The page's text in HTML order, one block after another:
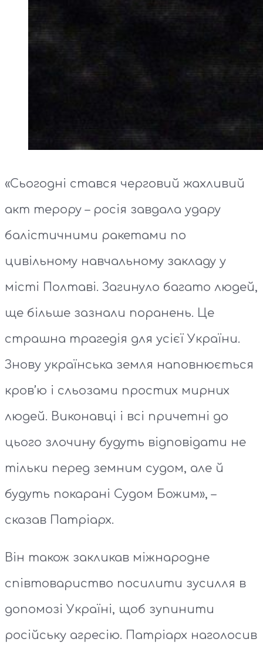
«Сьогодні стався черговий жахливий
акт терору – росія завдала удару
балістичними ракетами по
цивільному навчальному закладу у
місті Полтаві. Загинуло багато людей,
ще більше зазнали поранень. Це
страшна трагедія для усієї України.
Знову українська земля наповнюється
кров’ю і сльозами простих мирних
людей. Виконавці і всі причетні до
цього злочину будуть відповідати не
тільки перед земним судом, але й
будуть покарані Судом Божим», –
сказав Патріарх.
Він також закликав міжнародне
співтовариство посилити зусилля в
допомозі Україні, щоб зупинити
російську агресію. Патріарх наголосив